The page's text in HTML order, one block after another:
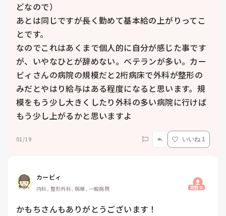
どなので）
あとは同じですが長く勤めて基本給の上がりってこ
とです。
なのでこれはあくまで個人的に自分が感じた事です
が、いやなひとが辞めない。ベテランが多い。カー
ビィさんの病院の規模だと2桁病床で外科が整形の
みだとやはり給与はある程度になると思います。規
模をもう少し大きくしたり外科の多い病院に行けば
もう少し上がるかと思いますよ
01/19 いいね 1
カービィ
内科, 整形外科, 病棟, 一般病院 質問主
かもちさんもありがとうございます！